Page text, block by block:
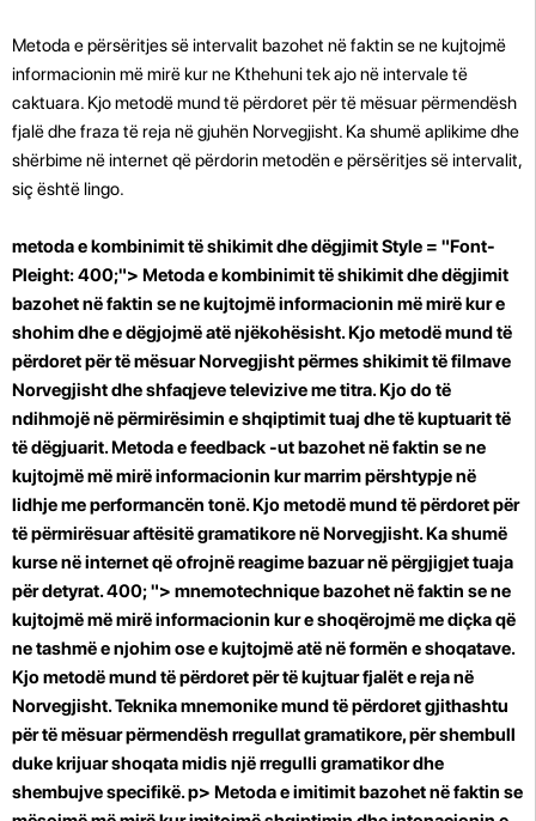
Metoda e përsëritjes së intervalit bazohet në faktin se ne kujtojmë
informacionin më mirë kur ne Kthehuni tek ajo në intervale të
caktuara. Kjo metodë mund të përdoret për të mësuar përmendësh
fjalë dhe fraza të reja në gjuhën Norvegjisht. Ka shumë aplikime dhe
shërbime në internet që përdorin metodën e përsëritjes së intervalit,
siç është lingo.
metoda e kombinimit të shikimit dhe dëgjimit Style = "Font-
Pleight: 400;"> Metoda e kombinimit të shikimit dhe dëgjimit
bazohet në faktin se ne kujtojmë informacionin më mirë kur e
shohim dhe e dëgjojmë atë njëkohësisht. Kjo metodë mund të
përdoret për të mësuar Norvegjisht përmes shikimit të filmave
Norvegjisht dhe shfaqjeve televizive me titra. Kjo do të
ndihmojë në përmirësimin e shqiptimit tuaj dhe të kuptuarit të
të dëgjuarit. Metoda e feedback -ut bazohet në faktin se ne
kujtojmë më mirë informacionin kur marrim përshtypje në
lidhje me performancën tonë. Kjo metodë mund të përdoret për
të përmirësuar aftësitë gramatikore në Norvegjisht. Ka shumë
kurse në internet që ofrojnë reagime bazuar në përgjigjet tuaja
për detyrat. 400; "> mnemotechnique bazohet në faktin se ne
kujtojmë më mirë informacionin kur e shoqërojmë me diçka që
ne tashmë e njohim ose e kujtojmë atë në formën e shoqatave.
Kjo metodë mund të përdoret për të kujtuar fjalët e reja në
Norvegjisht. Teknika mnemonike mund të përdoret gjithashtu
për të mësuar përmendësh rregullat gramatikore, për shembull
duke krijuar shoqata midis një rregulli gramatikor dhe
shembujve specifikë. p> Metoda e imitimit bazohet në faktin se